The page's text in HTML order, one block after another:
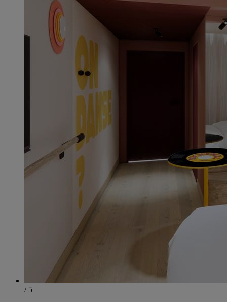
/ 5